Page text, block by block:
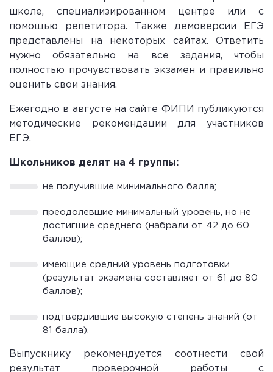
школе, специализированном центре или с
помощью репетитора. Также демоверсии ЕГЭ
представлены на некоторых сайтах. Ответить
нужно обязательно на все задания, чтобы
полностью прочувствовать экзамен и правильно
оценить свои знания.
Ежегодно в августе на сайте ФИПИ публикуются
методические рекомендации для участников
ЕГЭ.
Школьников делят на 4 группы:
не получившие минимального балла;
преодолевшие минимальный уровень, но не
достигшие среднего (набрали от 42 до 60
баллов);
имеющие средний уровень подготовки
(результат экзамена составляет от 61 до 80
баллов);
подтвердившие высокую степень знаний (от
81 балла).
Выпускнику рекомендуется соотнести свой
результат проверочной работы с